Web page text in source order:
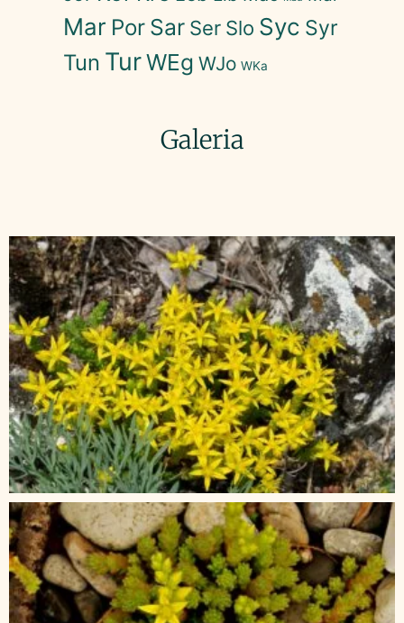
Mar Por Sar Ser Slo Syc Syr
Tun TurWEg WJo WKa
Galeria